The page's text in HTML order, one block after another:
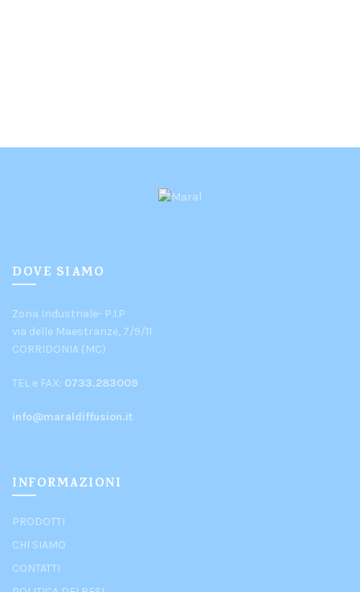
DOVE SIAMO
Zona Industriale- P.I.P
via delle Maestranze, 7/9/11
CORRIDONIA (MC)
TEL e FAX: 0733.283009
info@maraldiffusion.it
INFORMAZIONI
PRODOTTI
CHI SIAMO
CONTATTI